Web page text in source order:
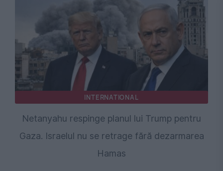
INTERNATIONAL
Netanyahu respinge planul lui Trump pentru
Gaza. Israelul nu se retrage fără dezarmarea
Hamas